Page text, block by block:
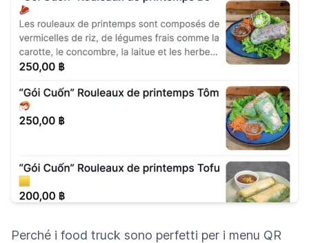
Perché i food truck sono perfetti per i menu QR